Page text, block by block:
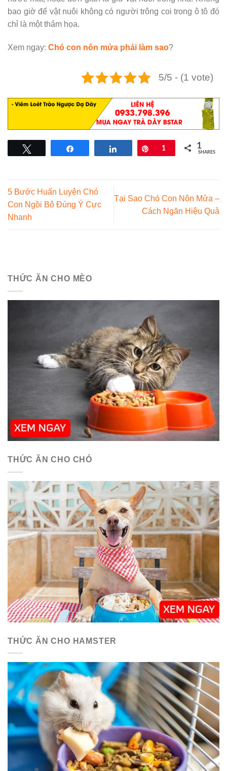
bao giờ để vật nuôi không có người trông coi trong ô tô đó
chỉ là một thảm họa.
Xem ngay: Chó con nôn mửa phải làm sao?
5/5 - (1 vote)
Pin
1 1
SHARES
5 Bước Huấn Luyện Chó
Con Ngồi Bô Đúng Ý Cực
Nhanh
Tại Sao Chó Con Nôn Mửa –
Cách Ngăn Hiệu Quả
THỨC ĂN CHO MÈO
THỨC ĂN CHO CHÓ
THỨC ĂN CHO HAMSTER